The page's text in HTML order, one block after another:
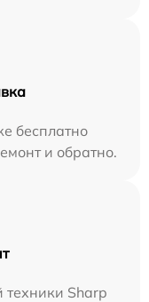
бесплатно
и обратно.
техники Sharp